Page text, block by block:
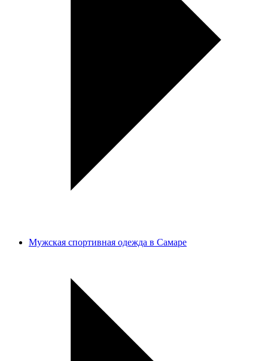
Мужская спортивная одежда в Самаре